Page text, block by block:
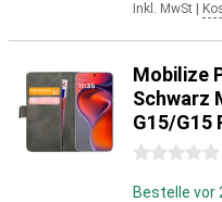
Inkl. MwSt
Mobilize
Schwarz
G15/G15
0 Sterne
Bestelle vor